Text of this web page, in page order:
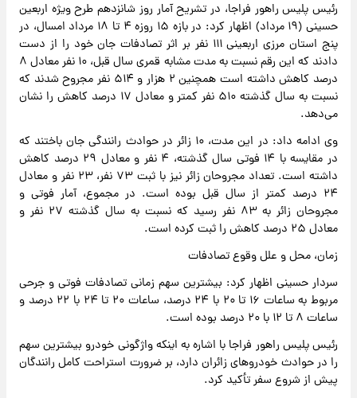
رئیس پلیس راهور فراجا، در تشریح آمار روز شانزدهم طرح ویژه اربعین
حسینی (۱۹ مرداد) اظهار کرد: در بازه ۱۵ روزه ۴ تا ۱۸ مرداد امسال، در
پنج استان مرزی اربعینی ۱۱۱ نفر بر اثر تصادفات جان خود را از دست
دادند که این رقم نسبت به مدت مشابه قمری سال قبل، ۱۰ نفر معادل ۸
درصد کاهش داشته است همچنین ۲ هزار و ۵۱۴ نفر مجروح شدند که
نسبت به سال گذشته ۵۱۰ نفر کمتر و معادل ۱۷ درصد کاهش را نشان
می‌دهد.
وی ادامه داد: در این مدت، ۱۰ زائر در حوادث رانندگی جان باختند که
در مقایسه با ۱۴ فوتی سال گذشته، ۴ نفر و معادل ۲۹ درصد کاهش
داشته است. تعداد مجروحان زائر نیز با ثبت ۷۳ نفر، ۲۳ نفر و معادل
۲۴ درصد کمتر از سال قبل بوده است. در مجموع، آمار فوتی و
مجروحان زائر به ۸۳ نفر رسید که نسبت به سال گذشته ۲۷ نفر و
معادل ۲۵ درصد کاهش را ثبت کرده است.
زمان، محل و علل وقوع تصادفات
سردار حسینی اظهار کرد: بیشترین سهم زمانی تصادفات فوتی و جرحی
مربوط به ساعات ۱۶ تا ۲۰ با ۲۴ درصد، ساعات ۲۰ تا ۲۴ با ۲۲ درصد و
ساعات ۸ تا ۱۲ با ۲۰ درصد بوده است.
رئیس پلیس راهور فراجا با اشاره به اینکه واژگونی خودرو بیشترین سهم
را در حوادث خودرو‌های زائران دارد، بر ضرورت استراحت کامل رانندگان
پیش از شروع سفر تأکید کرد.